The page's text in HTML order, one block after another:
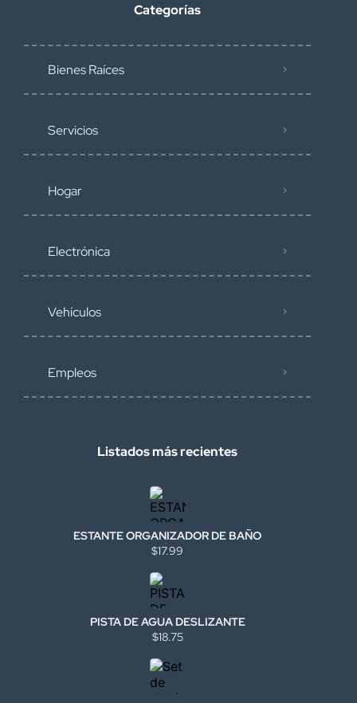
Categorías
Bienes Raíces
Servicios
Hogar
Electrónica
Vehículos
Empleos
Listados más recientes
ESTANTE ORGANIZADOR DE BAÑO
$17.99
PISTA DE AGUA DESLIZANTE
$18.75